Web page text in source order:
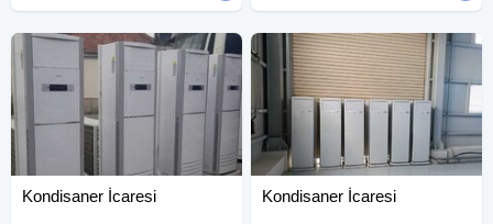
Kondisaner İcaresi Kondisaner İcaresi